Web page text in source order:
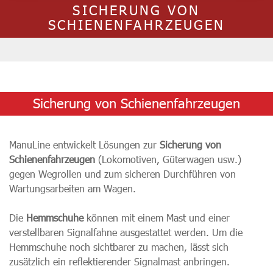
SICHERUNG VON
SCHIENENFAHRZEUGEN
Sicherung von Schienenfahrzeugen
ManuLine entwickelt Lösungen zur Sicherung von
Schienenfahrzeugen (Lokomotiven, Güterwagen usw.)
gegen Wegrollen und zum sicheren Durchführen von
Wartungsarbeiten am Wagen.
Die Hemmschuhe können mit einem Mast und einer
verstellbaren Signalfahne ausgestattet werden. Um die
Hemmschuhe noch sichtbarer zu machen, lässt sich
zusätzlich ein reflektierender Signalmast anbringen.